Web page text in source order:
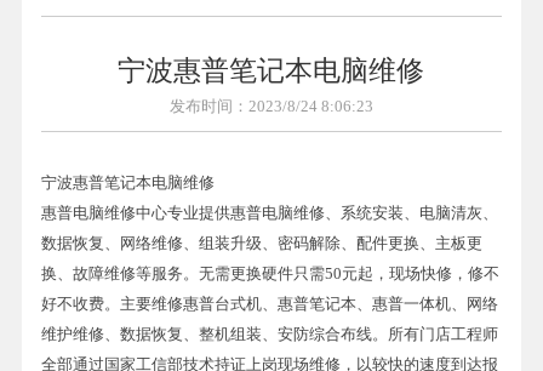
宁波惠普笔记本电脑维修
发布时间：2023/8/24 8:06:23
宁波惠普笔记本电脑维修
惠普电脑维修中心专业提供惠普电脑维修、系统安装、电脑清灰、
数据恢复、网络维修、组装升级、密码解除、配件更换、主板更
换、故障维修等服务。无需更换硬件只需50元起，现场快修，修不
好不收费。主要维修惠普台式机、惠普笔记本、惠普一体机、网络
维护维修、数据恢复、整机组装、安防综合布线。所有门店工程师
全部通过国家工信部技术持证上岗现场维修，以较快的速度到达报